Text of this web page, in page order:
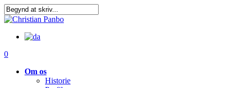
Skip
to
content
0
Om os
Historie